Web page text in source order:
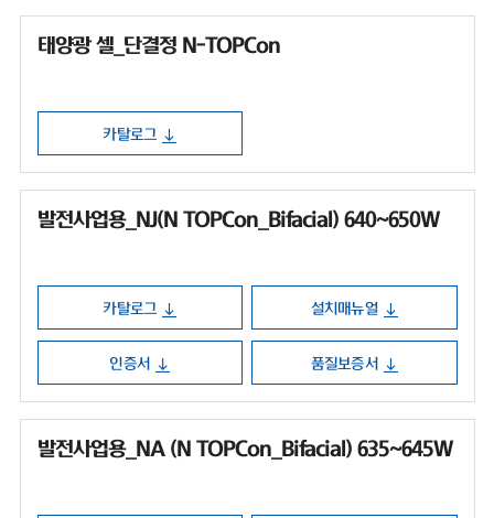
태양광 셀_단결정 N-TOPCon
카탈로그
발전사업용_NJ(N TOPCon_Bifacial) 640~650W
카탈로그 설치매뉴얼
인증서 품질보증서
발전사업용_NA (N TOPCon_Bifacial) 635~645W